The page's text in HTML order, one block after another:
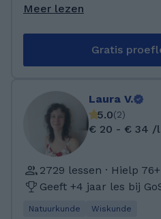
appartement. In mijn vrije
Meer lezen
Gratis
Laura V.
5.0(2)
€ 20 - € 34 /
2729 lessen · Hielp
Geeft +4 jaar les bij
Natuurkunde Wiskunde